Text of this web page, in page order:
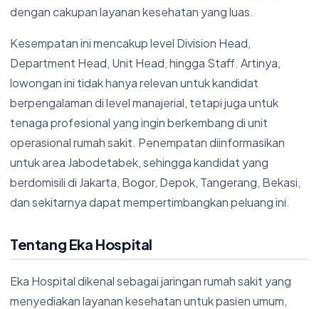
dengan cakupan layanan kesehatan yang luas.
Kesempatan ini mencakup level Division Head,
Department Head, Unit Head, hingga Staff. Artinya,
lowongan ini tidak hanya relevan untuk kandidat
berpengalaman di level manajerial, tetapi juga untuk
tenaga profesional yang ingin berkembang di unit
operasional rumah sakit. Penempatan diinformasikan
untuk area Jabodetabek, sehingga kandidat yang
berdomisili di Jakarta, Bogor, Depok, Tangerang, Bekasi,
dan sekitarnya dapat mempertimbangkan peluang ini.
Tentang Eka Hospital
Eka Hospital dikenal sebagai jaringan rumah sakit yang
menyediakan layanan kesehatan untuk pasien umum,